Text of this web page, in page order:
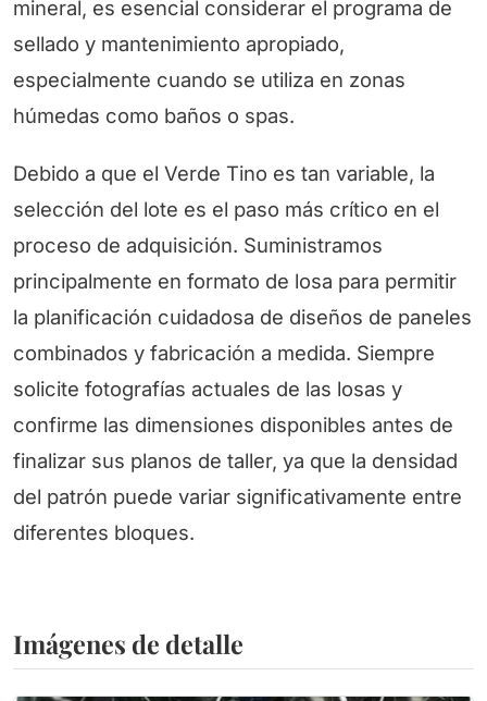
mineral, es esencial considerar el programa de
sellado y mantenimiento apropiado,
especialmente cuando se utiliza en zonas
húmedas como baños o spas.
Debido a que el Verde Tino es tan variable, la
selección del lote es el paso más crítico en el
proceso de adquisición. Suministramos
principalmente en formato de losa para permitir
la planificación cuidadosa de diseños de paneles
combinados y fabricación a medida. Siempre
solicite fotografías actuales de las losas y
confirme las dimensiones disponibles antes de
finalizar sus planos de taller, ya que la densidad
del patrón puede variar significativamente entre
diferentes bloques.
Imágenes de detalle